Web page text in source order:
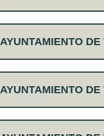
AYUNTAMIENTO
AYUNTAMIENTO